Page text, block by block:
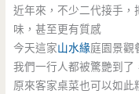
近年來，不少二代接手，
味，甚至更有質感
今天這家山水緣庭園景觀
我們一行人都被驚艷到
原來客家桌菜也可以如此